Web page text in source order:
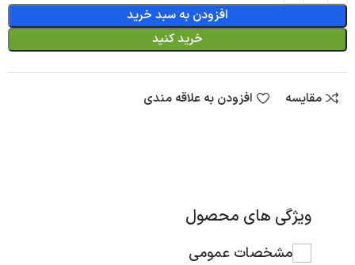
افزودن به سبد خرید
خرید کنید
مقایسه افزودن به علاقه مندی
ویژگی های محصول
مشخصات عمومی